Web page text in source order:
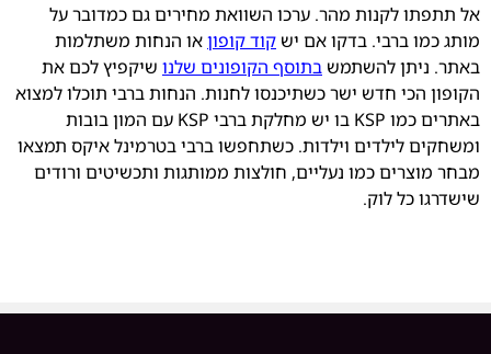
אל תתפתו לקנות מהר. ערכו השוואת מחירים גם כמדובר על
מותג כמו ברבי. בדקו אם יש קוד קופוןאו הנחות משתלמות
באתר. ניתן להשתמש בתוסף הקופונים שלנו שיקפיץ לכם את
הקופון הכי חדש ישר כשתיכנסו לחנות. הנחות ברבי תוכלו למצוא
באתרים כמו KSP בו יש מחלקת ברבי KSP עם המון בובות
ומשחקים לילדים וילדות. כשתחפשו ברבי בטרמינל איקס תמצאו
מבחר מוצרים כמו נעליים, חולצות ממותגות ותכשיטים ורודים
שישדרגו כל לוק.